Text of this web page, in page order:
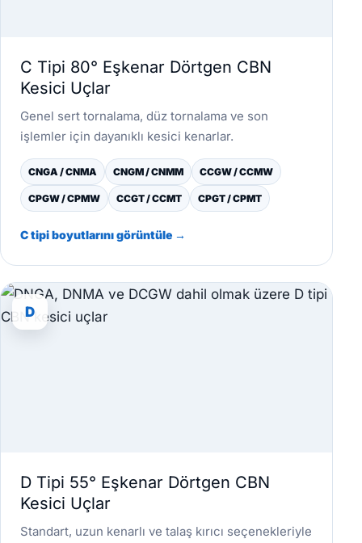
C Tipi 80° Eşkenar Dörtgen CBN
Kesici Uçlar
Genel sert tornalama, düz tornalama ve son
işlemler için dayanıklı kesici kenarlar.
CNGA / CNMA CNGM / CNMM CCGW / CCMW
CPGW / CPMW CCGT / CCMT CPGT / CPMT
C tipi boyutlarını görüntüle →
D
D Tipi 55° Eşkenar Dörtgen CBN
Kesici Uçlar
Standart, uzun kenarlı ve talaş kırıcı seçenekleriyle